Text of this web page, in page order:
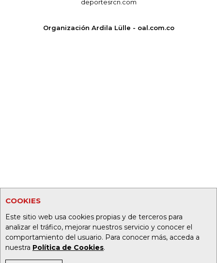
COOKIES
Este sitio web usa cookies propias y de terceros para
analizar el tráfico, mejorar nuestros servicio y conocer el
comportamiento del usuario. Para conocer más, acceda a
nuestra Política de Cookies.
deportesrcn.com
Organización Ardila Lülle - oal.com.co